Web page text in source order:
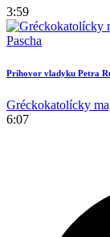
3:59
Príhovor vladyku Petra
Gréckokatolícky
6:07